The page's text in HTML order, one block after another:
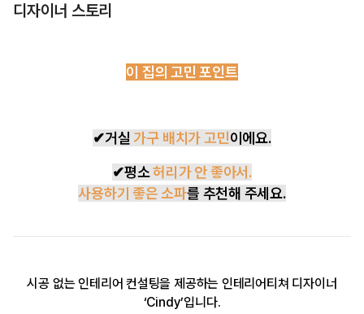
디자이너 스토리
이 집의 고민 포인트
✔거실가구 배치가 고민이에요.
✔평소허리가 안 좋아서.
사용하기 좋은 소파를 추천해 주세요.
시공 없는 인테리어 컨설팅을 제공하는 인테리어티쳐 디자이너
‘Cindy’입니다.